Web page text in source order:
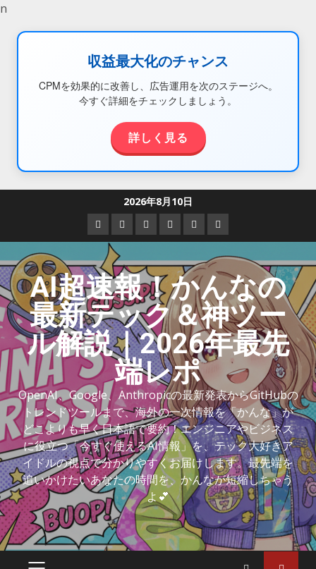
n
収益最大化のチャンス
CPMを効果的に改善し、広告運用を次のステージへ。
今すぐ詳細をチェックしましょう。
詳しく見る
2026年8月10日
AI超速報！かんなの
最新テック＆神ツー
ル解説｜2026年最先
端レポ
OpenAI、Google、Anthropicの最新発表からGitHubの
トレンドツールまで、海外の一次情報を「かんな」が
どこよりも早く日本語で要約！エンジニアやビジネス
に役立つ「今すぐ使えるAI情報」を、テック大好きア
イドルの視点で分かりやすくお届けします。最先端を
追いかけたいあなたの時間を、かんなが短縮しちゃう
よ💕